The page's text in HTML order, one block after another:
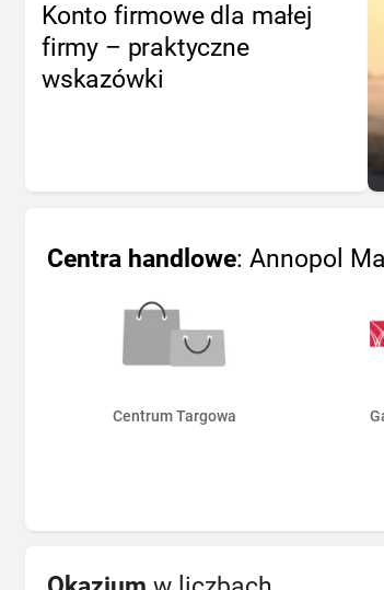
Konto firmowe dla małej
firmy – praktyczne
wskazówki
Centra handlowe: Annopol
Centrum Targowa